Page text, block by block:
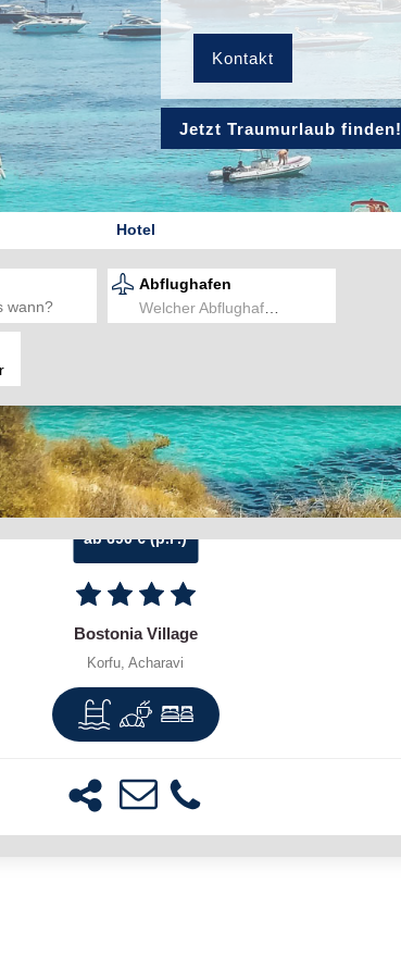
Kontakt
Jetzt Traumurlaub finden!
Hotel
Abflughafen
Welcher Abflughafen?
ab 690 € (p.P.)
Bostonia Village
Korfu, Acharavi